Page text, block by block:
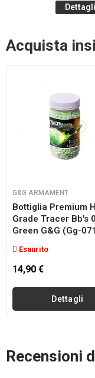
Dettagli
Acquista
G&G ARMAMENT
Bottiglia Premium
Grade Tracer Bb's
Green G&g (gg-
Esaurito
14,90 €
Dettagli
Recensioni